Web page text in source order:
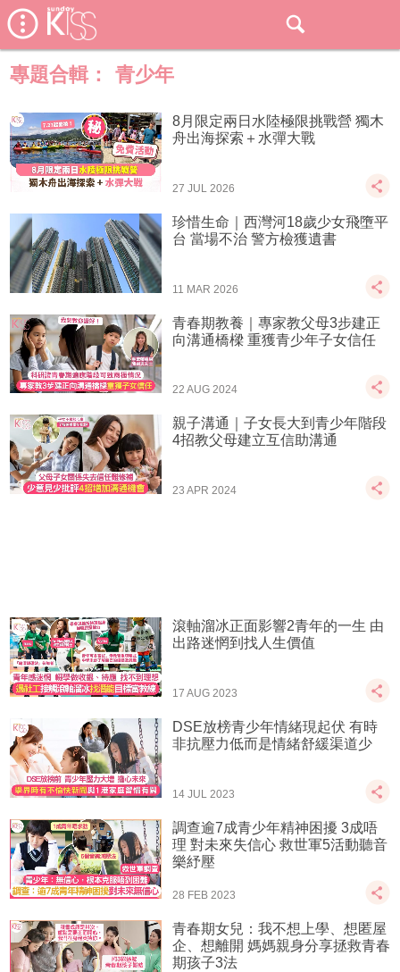
專題合輯： 青少年
8月限定兩日水陸極限挑戰營 獨木
舟出海探索＋水彈大戰
27 JUL 2026
珍惜生命｜西灣河18歲少女飛墮平
台 當場不治 警方檢獲遺書
11 MAR 2026
青春期教養｜專家教父母3步建正
向溝通橋樑 重獲青少年子女信任
22 AUG 2024
親子溝通｜子女長大到青少年階段
4招教父母建立互信助溝通
23 APR 2024
滾軸溜冰正面影響2青年的一生 由
出路迷惘到找人生價值
17 AUG 2023
DSE放榜青少年情緒現起伏 有時
非抗壓力低而是情緒舒緩渠道少
14 JUL 2023
調查逾7成青少年精神困擾 3成唔
理 對未來失信心 救世軍5活動聽音
樂紓壓
28 FEB 2023
青春期女兒：我不想上學、想匿屋
企、想離開 媽媽親身分享拯救青春
期孩子3法